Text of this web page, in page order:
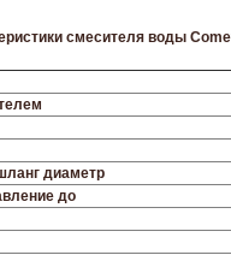
смесителя воды
диаметр
до